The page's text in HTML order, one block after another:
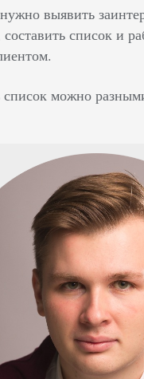
выявить
список и
список можно